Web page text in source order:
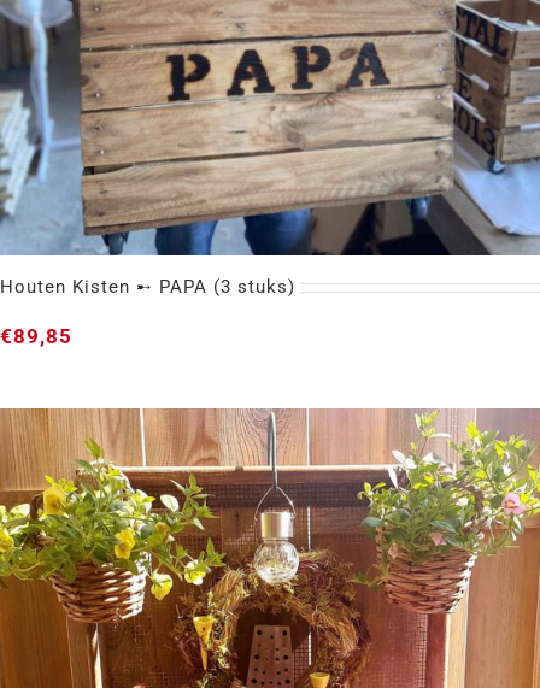
Houten Kisten ➸ PAPA (3 stuks)
Houten Kisten ➸ PAPA (3 stuks)
€89,85